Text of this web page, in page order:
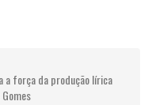
a força da produção lírica